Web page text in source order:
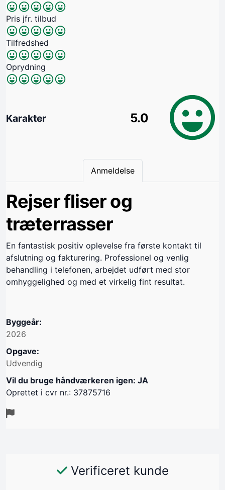
Pris jfr. tilbud
Tilfredshed
Oprydning
Karakter 5.0
Anmeldelse
Rejser fliser og
træterrasser
En fantastisk positiv oplevelse fra første kontakt til
afslutning og fakturering. Professionel og venlig
behandling i telefonen, arbejdet udført med stor
omhyggelighed og med et virkelig fint resultat.
Byggeår:
2026
Opgave:
Udvendig
Vil du bruge håndværkeren igen: JA
Oprettet i cvr nr.: 37875716
Verificeret kunde